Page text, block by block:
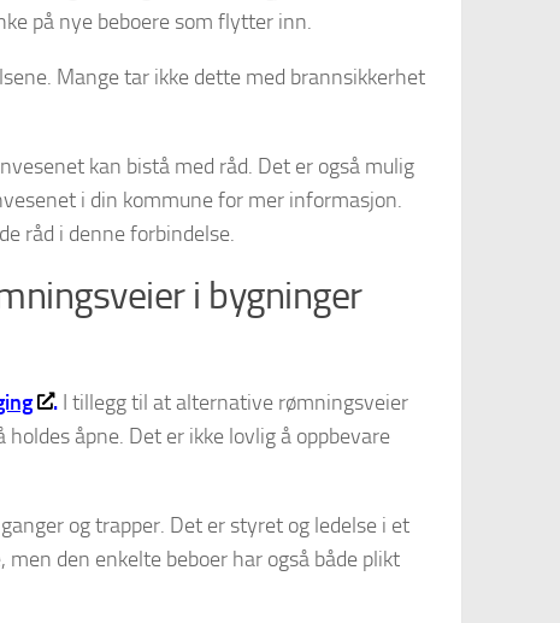
på nye beboere som flytter inn.
Mange tar ikke dette med brannsikkerhet
kan bistå med råd. Det er også mulig
i din kommune for mer informasjon.
råd i denne forbindelse.
i bygninger
.I tillegg til at alternative rømningsveier
åpne. Det er ikke lovlig å oppbevare
og trapper. Det er styret og ledelse i et
den enkelte beboer har også både plikt